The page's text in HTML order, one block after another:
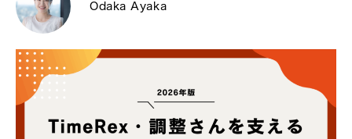
Odaka Ayaka